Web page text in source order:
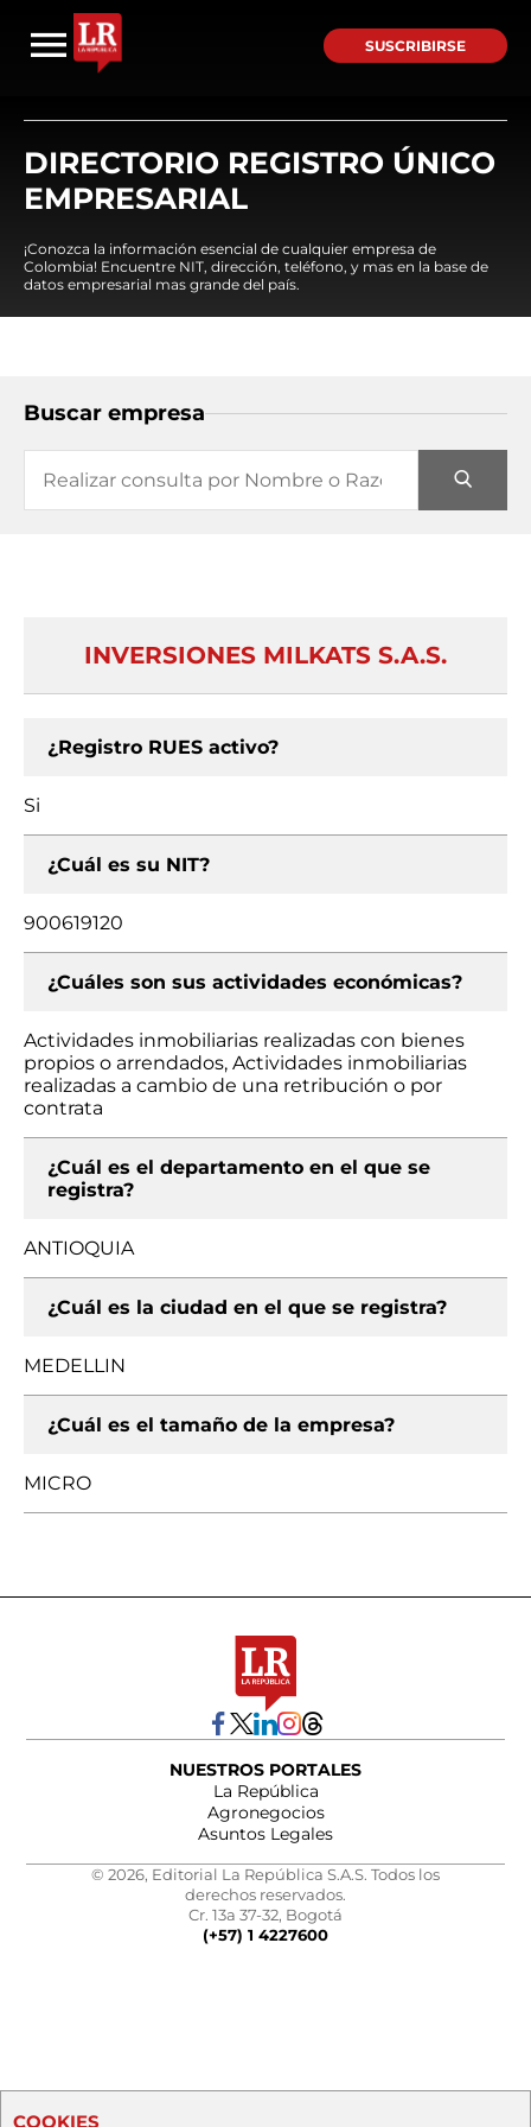
SUSCRIBIRSE
DIRECTORIO REGISTRO ÚNICO
EMPRESARIAL
¡Conozca la información esencial de cualquier empresa de
Colombia! Encuentre NIT, dirección, teléfono, y mas en la base de
datos empresarial mas grande del país.
Buscar empresa
INVERSIONES MILKATS S.A.S.
¿Registro RUES activo?
Si
¿Cuál es su NIT?
900619120
¿Cuáles son sus actividades económicas?
Actividades inmobiliarias realizadas con bienes
propios o arrendados, Actividades inmobiliarias
realizadas a cambio de una retribución o por
contrata
¿Cuál es el departamento en el que se
registra?
ANTIOQUIA
¿Cuál es la ciudad en el que se registra?
MEDELLIN
¿Cuál es el tamaño de la empresa?
MICRO
NUESTROS PORTALES
La República
Agronegocios
Asuntos Legales
© 2026, Editorial La República S.A.S. Todos los
derechos reservados.
Cr. 13a 37-32, Bogotá
(+57) 1 4227600
COOKIES